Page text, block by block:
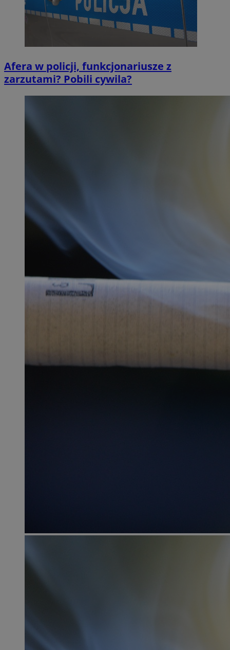
Afera w policji, funkcjonariusze z
zarzutami? Pobili cywila?